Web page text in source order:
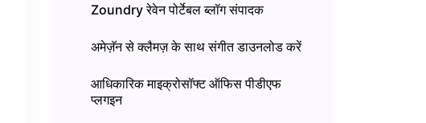
Zoundry रेवेन पोर्टेबल ब्लॉग संपादक
अमेज़ॅन से क्लैमज़ के साथ संगीत डाउनलोड करें
आधिकारिक माइक्रोसॉफ्ट ऑफिस पीडीएफ
प्लगइन